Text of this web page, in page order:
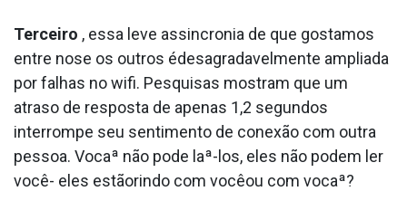
Terceiro , essa leve assincronia de que gostamos
entre nose os outros édesagradavelmente ampliada
por falhas no wifi. Pesquisas mostram que um
atraso de resposta de apenas 1,2 segundos
interrompe seu sentimento de conexão com outra
pessoa. Vocaª não pode laª-los, eles não podem ler
você- eles estãorindo com vocêou com vocaª?